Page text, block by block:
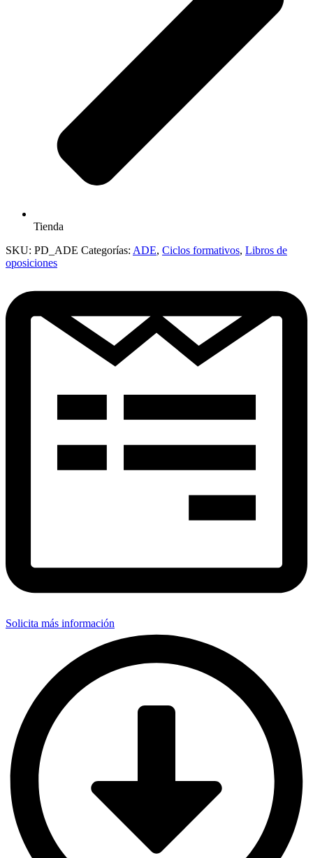
Tienda
SKU: PD_ADE Categorías: ADE, Ciclos formativos, Libros de
oposiciones
Solicita más información